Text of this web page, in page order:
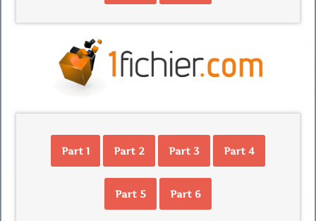
Part 1 Part 2 Part 3 Part 4
Part 5 Part 6